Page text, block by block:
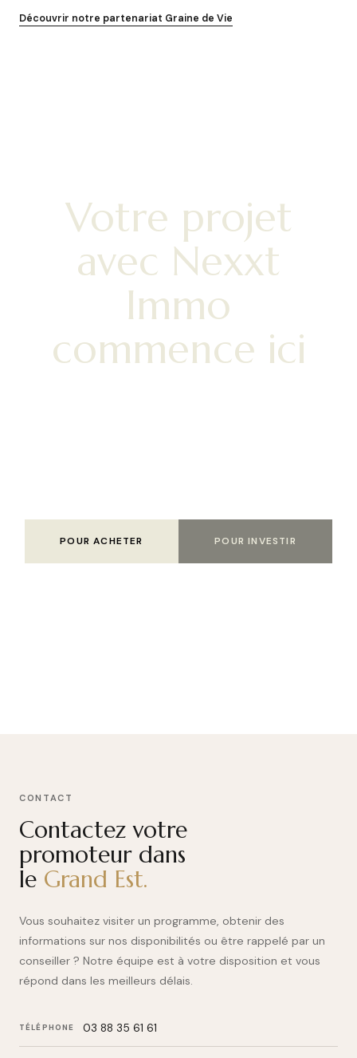
Découvrir notre partenariat Graine de Vie
Votre projet
avec Nexxt
Immo
commence ici
POUR ACHETER POUR INVESTIR
CONTACT
Contactez votre
promoteur dans
le Grand Est.
Vous souhaitez visiter un programme, obtenir des
informations sur nos disponibilités ou être rappelé par un
conseiller ? Notre équipe est à votre disposition et vous
répond dans les meilleurs délais.
TÉLÉPHONE 03 88 35 61 61